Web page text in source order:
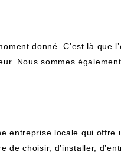
donné. C’est là que
Nous sommes
entreprise locale qui
choisir, d’installer,